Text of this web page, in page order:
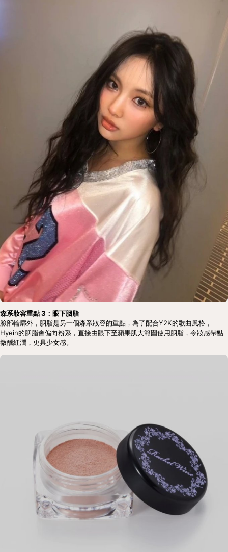
森系妝容重點 3：眼下胭脂
臉部輪廓外，胭脂是另一個森系妝容的重點，為了配合Y2K的歌曲風格，
Hyein的胭脂會偏向粉系，直接由眼下至蘋果肌大範圍使用胭脂，令妝感帶點
微醺紅潤，更具少女感。